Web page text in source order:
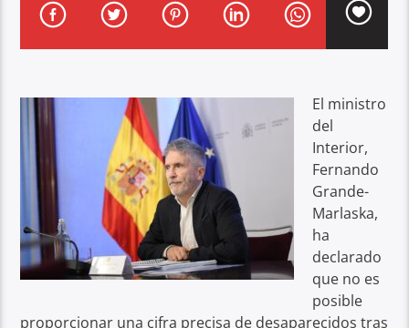
El ministro
del
Interior,
Fernando
Grande-
Marlaska,
ha
declarado
que no es
posible
proporcionar una cifra precisa de desaparecidos tras